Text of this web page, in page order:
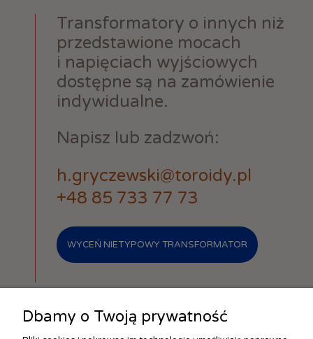
Transformatory o innych niż
przedstawione mocach
i napięciach wyjściowych
dostępne są na zamówienie
indywidualne.
Napisz lub zadzwoń:
h.gryczewski@toroidy.pl
+48 85 733 77 73
WYCEŃ NIETYPOWY TRANSFORMATOR
Dbamy o Twoją prywatność